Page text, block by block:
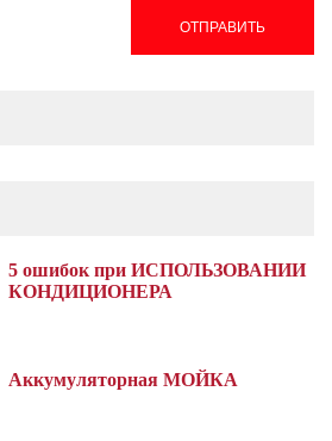
ОТПРАВИТЬ
5 ошибок при ИСПОЛЬЗОВАНИИ
КОНДИЦИОНЕРА
Аккумуляторная МОЙКА